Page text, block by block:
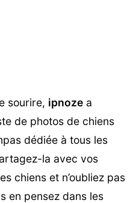
sourire, ipnoze a
de photos de chiens
dédiée à tous les
la avec vos
chiens et n’oubliez pas
en pensez dans les